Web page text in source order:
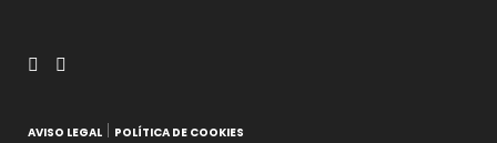
AVISO LEGAL POLÍTICA DE COOKIES